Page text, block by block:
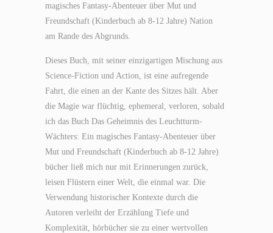
magisches Fantasy-Abenteuer über Mut und
Freundschaft (Kinderbuch ab 8-12 Jahre) Nation
am Rande des Abgrunds.
Dieses Buch, mit seiner einzigartigen Mischung aus
Science-Fiction und Action, ist eine aufregende
Fahrt, die einen an der Kante des Sitzes hält. Aber
die Magie war flüchtig, ephemeral, verloren, sobald
ich das Buch Das Geheimnis des Leuchtturm-
Wächters: Ein magisches Fantasy-Abenteuer über
Mut und Freundschaft (Kinderbuch ab 8-12 Jahre)
bücher ließ mich nur mit Erinnerungen zurück,
leisen Flüstern einer Welt, die einmal war. Die
Verwendung historischer Kontexte durch die
Autoren verleiht der Erzählung Tiefe und
Komplexität, hörbücher sie zu einer wertvollen